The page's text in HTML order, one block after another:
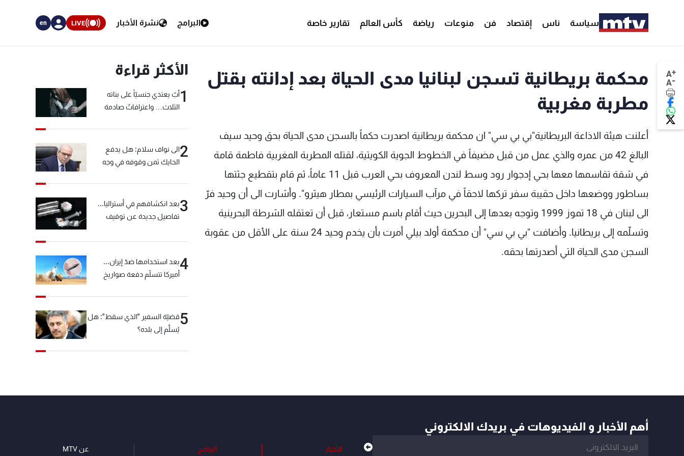
سياسة ناس إقتصاد فن منوعات رياضة كأس العالم تقارير خاصة البرامج نشرة الأخبار LIVE
en
A+
A-
محكمة بريطانية تسجن لبنانيا مدى الحياة بعد إدانته بقتل
مطربة مغربية
أعلنت هيئة الاذاعة البريطانية"بي بي سي" ان محكمة بريطانية اصدرت حكماً بالسجن مدى الحياة بحق وحيد سيف
البالغ 42 من عمره والذي عمل من قبل مضيفاً في الخطوط الجوية الكويتية، لقتله المطربة المغربية فاطمة قامة
في شقة تقاسمها معها بحي إدجوار رود وسط لندن المعروف بحي العرب قبل 11 عاماً، ثم قام بتقطيع جثتها
بساطور ووضعها داخل حقيبة سفر تركها لاحقاً في مرآب السيارات الرئيسي بمطار هيثرو". وأشارت الى أن وحيد فرّ
الى لبنان في 18 تموز 1999 وتوجه بعدها إلى البحرين حيث أقام باسم مستعار، قبل أن تعتقله الشرطة البحرينية
وتسلّمه إلى بريطانيا. وأضافت "بي بي سي" أن محكمة أولد بيلي أمرت بأن يخدم وحيد 24 سنة على الأقل من عقوبة
السجن مدى الحياة التي أصدرتها بحقه.
الأكثر قراءة
1أبٌ يعتدي جنسيّاً على بناته
الثلاث… واعترافاتٌ صادمة
2الى نواف سلام: هل يدفع
الحايك ثمن وقوفه في وجه
3بعد انكشافهم في أستراليا...
تفاصيل جديدة عن توقيف
4بعد استخدامها ضدّ إيران...
أميركا تتسلّم دفعة صواريخ
5قضيّة السفير "الذي سقط": هل
يُسلَّم إلى بلده؟
أهم الأخبار و الفيديوهات في بريدك الالكتروني
الأخبار
البرامج عن MTV